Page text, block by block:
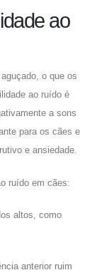
ao
o que os
ao ruído é
a sons
para os cães e
e ansiedade.
ruído em cães:
altos, como
anterior ruim